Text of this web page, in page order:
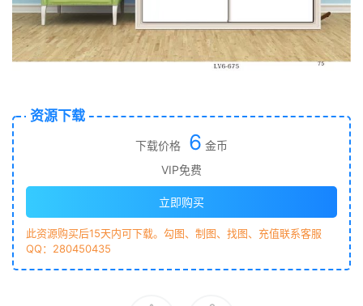
资源下载
下载价格 6 金币
VIP免费
立即购买
此资源购买后15天内可下载。勾图、制图、找图、充值联系客服
QQ：280450435